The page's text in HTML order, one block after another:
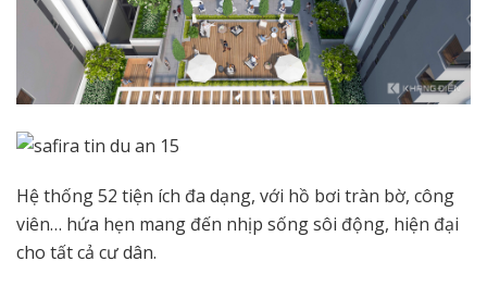
Hệ thống 52 tiện ích đa dạng, với hồ bơi tràn bờ, công
viên… hứa hẹn mang đến nhịp sống sôi động, hiện đại
cho tất cả cư dân.